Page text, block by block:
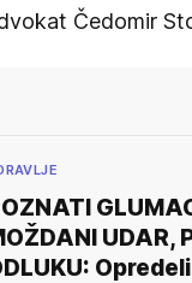
Čedomir
UDAR,